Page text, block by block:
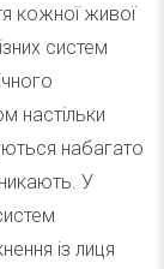
кожної живої
систем
настільки
набагато
У
із лиця